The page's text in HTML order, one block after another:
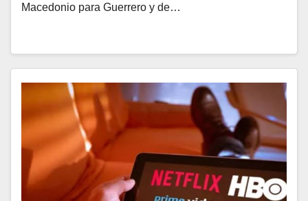
Macedonio para Guerrero y de…